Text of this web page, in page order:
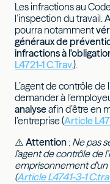
Les infractions au
l’inspection du travail.
pourra notamment
généraux de
infractions à
L4721-1 C.Trav.).
L’agent de contrôle
demander à
analyseafin d’être en
l’entreprise (Article
⚠️ Attention: Ne pas
l'agent de contrôle de
emprisonnement d'un
(Article L4741-3-1